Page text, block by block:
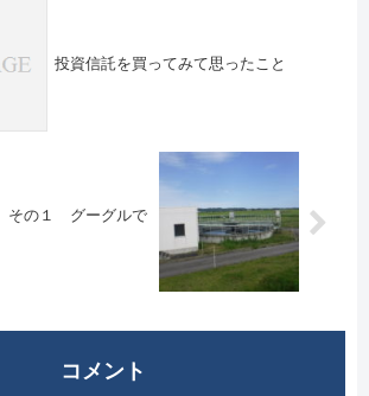
投資信託を買ってみて思ったこと
その１ グーグルで
コメント